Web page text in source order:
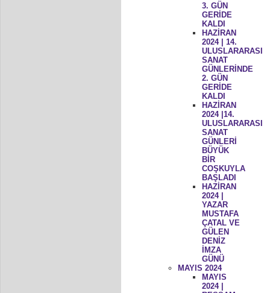
3. GÜN
GERİDE
KALDI
HAZİRAN
2024 | 14.
ULUSLARARASI
SANAT
GÜNLERİNDE
2. GÜN
GERİDE
KALDI
HAZİRAN
2024 |14.
ULUSLARARASI
SANAT
GÜNLERİ
BÜYÜK
BİR
COŞKUYLA
BAŞLADI
HAZİRAN
2024 |
YAZAR
MUSTAFA
ÇATAL VE
GÜLEN
DENİZ
İMZA
GÜNÜ
MAYIS 2024
MAYIS
2024 |